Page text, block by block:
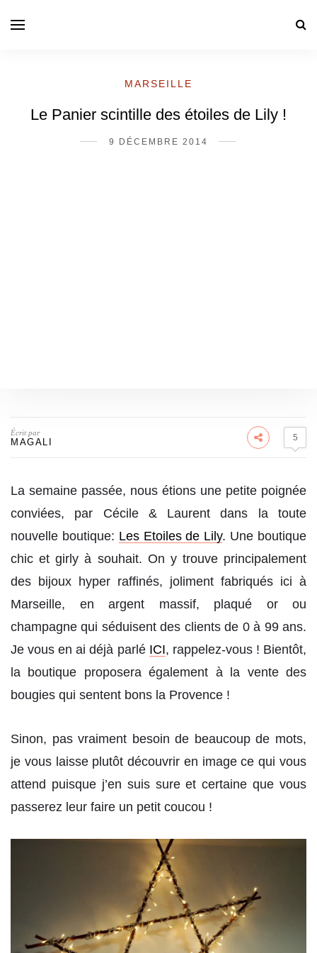
MARSEILLE
Le Panier scintille des étoiles de Lily !
9 DÉCEMBRE 2014
Écrit par
MAGALI 5
La semaine passée, nous étions une petite poignée
conviées, par Cécile & Laurent dans la toute
nouvelle boutique: Les Etoiles de Lily. Une boutique
chic et girly à souhait. On y trouve principalement
des bijoux hyper raffinés, joliment fabriqués ici à
Marseille, en argent massif, plaqué or ou
champagne qui séduisent des clients de 0 à 99 ans.
Je vous en ai déjà parlé ICI, rappelez-vous ! Bientôt,
la boutique proposera également à la vente des
bougies qui sentent bons la Provence !
Sinon, pas vraiment besoin de beaucoup de mots,
je vous laisse plutôt découvrir en image ce qui vous
attend puisque j’en suis sure et certaine que vous
passerez leur faire un petit coucou !